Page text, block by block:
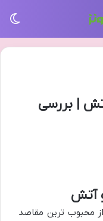
| بررسی
آتش
محبوب ترین مقاصد